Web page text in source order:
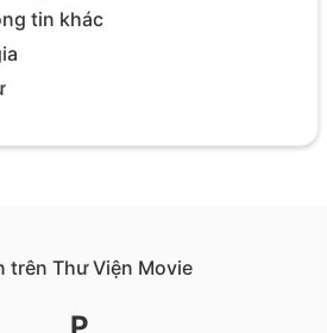
tin khác
trên Thư Viện Movie